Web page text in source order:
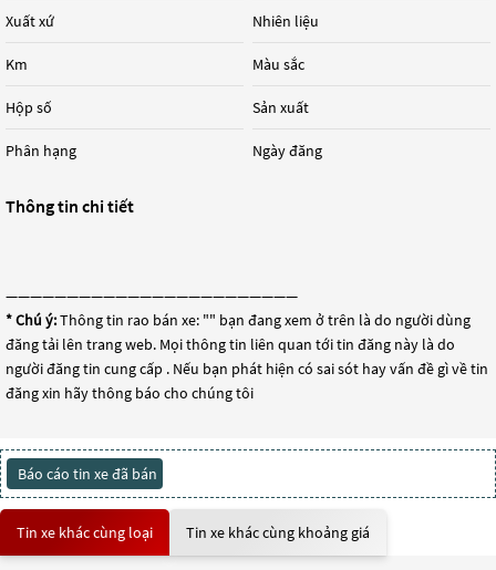
Xuất xứ
Km
Hộp số
Phân hạng
Nhiên liệu
Màu sắc
Sản xuất
Ngày đăng
Thông tin chi tiết
————————————————————————
* Chú ý:Thông tin rao bán xe: "" bạn đang xem ở trên là do người dùng
đăng tải lên trang web. Mọi thông tin liên quan tới tin đăng này là do
người đăng tin cung cấp . Nếu bạn phát hiện có sai sót hay vấn đề gì về tin
đăng xin hãy thông báo cho chúng tôi
Báo cáo tin xe đã bán
Tin xe khác cùng loại Tin xe khác cùng khoảng giá